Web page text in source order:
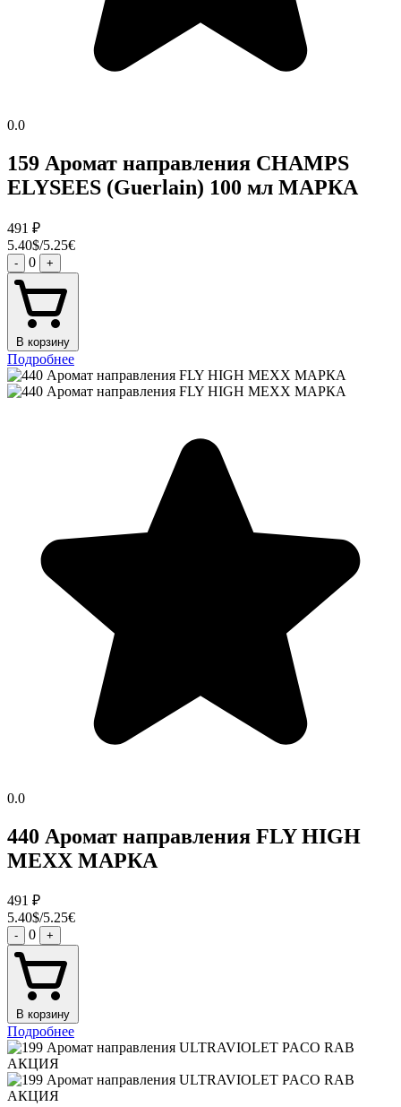
0.0
159 Аромат направления CHAMPS
ELYSEES (Guerlain) 100 мл МАРКА
491 ₽
5.40$/5.25€
- 0 +
В корзину
Подробнее
0.0
440 Аромат направления FLY HIGH
MEXX МАРКА
491 ₽
5.40$/5.25€
- 0 +
В корзину
Подробнее